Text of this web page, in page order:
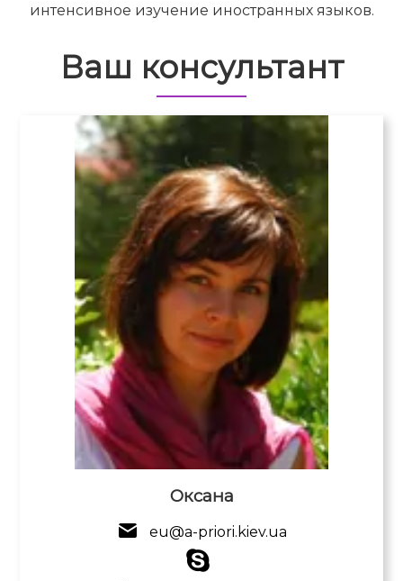
интенсивное изучение иностранных языков.
Ваш консультант
Оксана
eu@a-priori.kiev.ua